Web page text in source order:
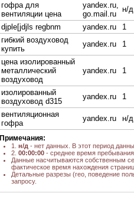
гофра для
вентиляции цена
yandex.ru,
go.mail.ru
н/д
djple[jdjls regbnm
yandex.ru
1
гибкий воздуховод
купить
yandex.ru
1
цена изолированный
металлический
воздуховод
yandex.ru 1
изолированный
воздуховод d315
yandex.ru
1
вентиляционная
гофра
yandex.ru н/д
Примечания:
1. н/д - нет данных. В этот период
2. 00:00:00 - среднее время
Данные насчитываются собственным
фактическое время нахождения
Детальные разрезы (гео, поведение
запросу.